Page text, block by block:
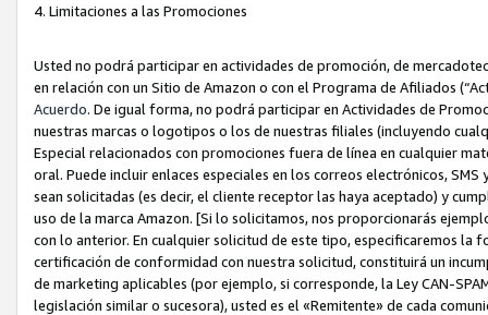
4. Limitaciones a las Promociones
Usted no podrá participar en actividades de promoción, de
en relación con un Sitio de Amazon o con el Programa de Afiliados
Acuerdo. De igual forma, no podrá participar en Actividades de
nuestras marcas o logotipos o los de nuestras filiales (incluyendo
Especial relacionados con promociones fuera de línea en cualquier
oral. Puede incluir enlaces especiales en los correos electrónicos,
sean solicitadas (es decir, el cliente receptor las haya aceptado) y
uso de la marca Amazon. [Si lo solicitamos, nos proporcionarás
con lo anterior. En cualquier solicitud de este tipo, especificaremos
certificación de conformidad con nuestra solicitud, constituirá un
de marketing aplicables (por ejemplo, si corresponde, la Ley CAN-
legislación similar o sucesora), usted es el «Remitente» de cada